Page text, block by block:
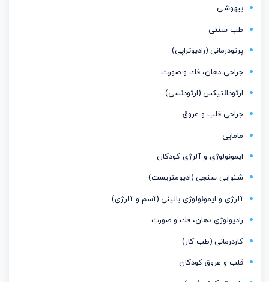
بیهوشی
طب سنتی
پرتودرمانی (رادیوتراپی)
جراحی دهان، فك و صورت
ارتودانتیكس (ارتودنسی)
جراحی قلب و عروق
مامایی
ایمونولوژی و آلرژی کودکان
شنوایی سنجی (ادیومتریست)
آلرژی و ایمونولوژی بالینی (آسم و آلرژی)
رادیولوژی دهان، فك و صورت
کاردرمانی (طب کار)
قلب و عروق کودکان